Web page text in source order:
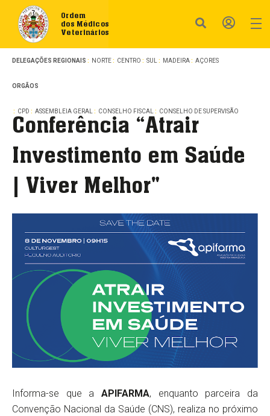
Ordem
dos Médicos
Veterinários
DELEGAÇÕES REGIONAIS NORTE CENTRO SUL MADEIRA AÇORES
ORGÃOS
CPD ASSEMBLEIA GERAL CONSELHO FISCAL CONSELHO DE SUPERVISÃO
Conferência “Atrair
Investimento em Saúde
| Viver Melhor"
Informa-se que a APIFARMA, enquanto parceira da
Convenção Nacional da Saúde (CNS), realiza no próximo